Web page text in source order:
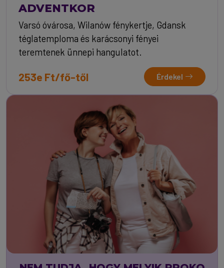
ADVENTKOR
Varsó óvárosa, Wilanów fénykertje, Gdansk
téglatemploma és karácsonyi fényei
teremtenek ünnepi hangulatot.
253e Ft/fő-től Érdekel